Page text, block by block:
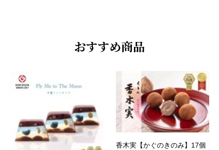
おすすめ商品
香木実【かぐのきのみ】17個